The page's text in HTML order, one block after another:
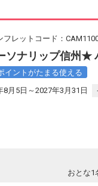
フレットコード：
ソナリップ信州★
イントがたまる使える
8月5日～2027年3月31日
おとな1